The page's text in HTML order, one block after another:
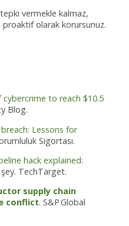
vermekle kalmaz,
olarak korursunuz.
cybercrime to reach $10.5
Blog.
Lessons for
Sigortası.
hack explained:
şey. TechTarget.
supply chain
conflict. S&P Global